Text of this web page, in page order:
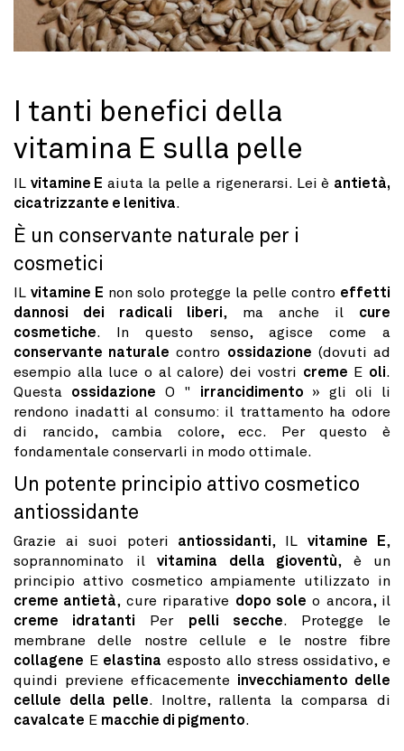
I tanti benefici della
vitamina E sulla pelle
IL vitamine E aiuta la pelle a rigenerarsi. Lei è antietà,
cicatrizzante e lenitiva.
È un conservante naturale per i
cosmetici
IL vitamine E non solo protegge la pelle contro effetti
dannosi dei radicali liberi, ma anche il cure
cosmetiche. In questo senso, agisce come a
conservante naturale contro ossidazione (dovuti ad
esempio alla luce o al calore) dei vostri creme E oli.
Questa ossidazione O " irrancidimento » gli oli li
rendono inadatti al consumo: il trattamento ha odore
di rancido, cambia colore, ecc. Per questo è
fondamentale conservarli in modo ottimale.
Un potente principio attivo cosmetico
antiossidante
Grazie ai suoi poteri antiossidanti, ILvitamine E,
soprannominato il vitamina della gioventù, è un
principio attivo cosmetico ampiamente utilizzato in
creme antietà, cure riparative dopo sole o ancora, il
creme idratanti Per pelli secche. Protegge le
membrane delle nostre cellule e le nostre fibre
collagene E elastina esposto allo stress ossidativo, e
quindi previene efficacemente invecchiamento delle
cellule della pelle. Inoltre, rallenta la comparsa di
cavalcate E macchie di pigmento.